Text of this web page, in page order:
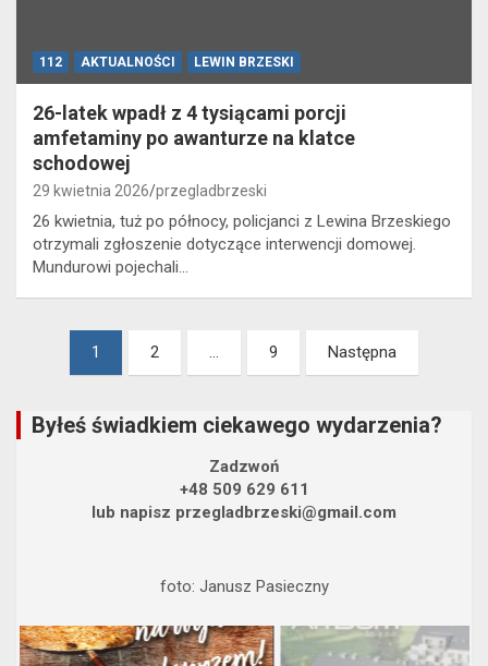
112 AKTUALNOŚCI LEWIN BRZESKI
26-latek wpadł z 4 tysiącami porcji
amfetaminy po awanturze na klatce
schodowej
29 kwietnia 2026 przegladbrzeski
26 kwietnia, tuż po północy, policjanci z Lewina Brzeskiego
otrzymali zgłoszenie dotyczące interwencji domowej.
Mundurowi pojechali…
Stronicowanie
wpisów
1 2 9 Następna
Byłeś świadkiem ciekawego wydarzenia?
Zadzwoń
+48 509 629 611
lub napisz przegladbrzeski@gmail.com
foto: Janusz Pasieczny